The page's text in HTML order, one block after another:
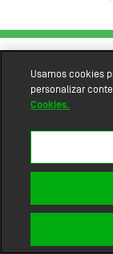
Usamos cookies
personalizar
Cookies.